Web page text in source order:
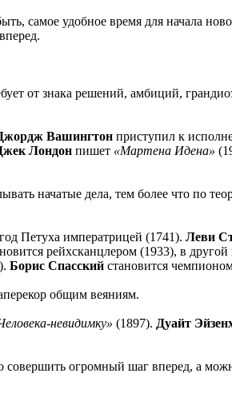
самое удобное время для начала
от знака решений, амбиций,
Вашингтон приступил к
Лондон пишет «Мартена Идена»
начатые дела, тем более что по
Петуха императрицей (1741). Леви
рейхсканцлером (1933), в другой
Борис Спасский становится
общим веяниям.
невидимку» (1897). Дуайт
огромный шаг вперед, а